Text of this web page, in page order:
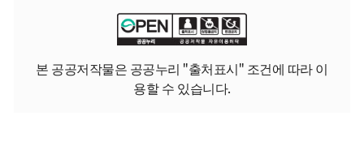
본 공공저작물은 공공누리 "출처표시" 조건에 따라 이
용할 수 있습니다.